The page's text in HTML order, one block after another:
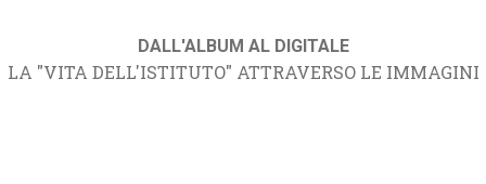
DALL'ALBUM AL DIGITALE
LA "VITA DELL'ISTITUTO" ATTRAVERSO LE IMMAGINI